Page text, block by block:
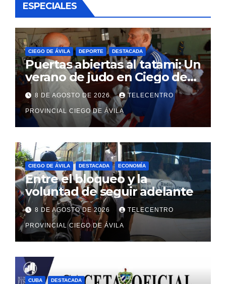
ESPECIALES
CIEGO DE ÁVILA DEPORTE DESTACADA
Puertas abiertas al tatami: Un
verano de judo en Ciego de
Ávila
8 DE AGOSTO DE 2026 TELECENTRO
PROVINCIAL CIEGO DE ÁVILA
CIEGO DE ÁVILA DESTACADA ECONOMÍA
Entre el bloqueo y la
voluntad de seguir adelante
8 DE AGOSTO DE 2026 TELECENTRO
PROVINCIAL CIEGO DE ÁVILA
CUBA DESTACADA